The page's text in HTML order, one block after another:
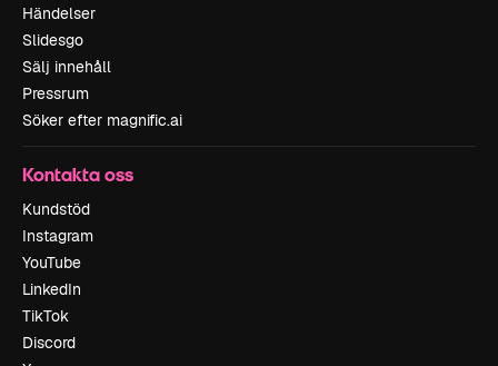
Händelser
Slidesgo
Sälj innehåll
Pressrum
Söker efter magnific.ai
Kontakta oss
Kundstöd
Instagram
YouTube
LinkedIn
TikTok
Discord